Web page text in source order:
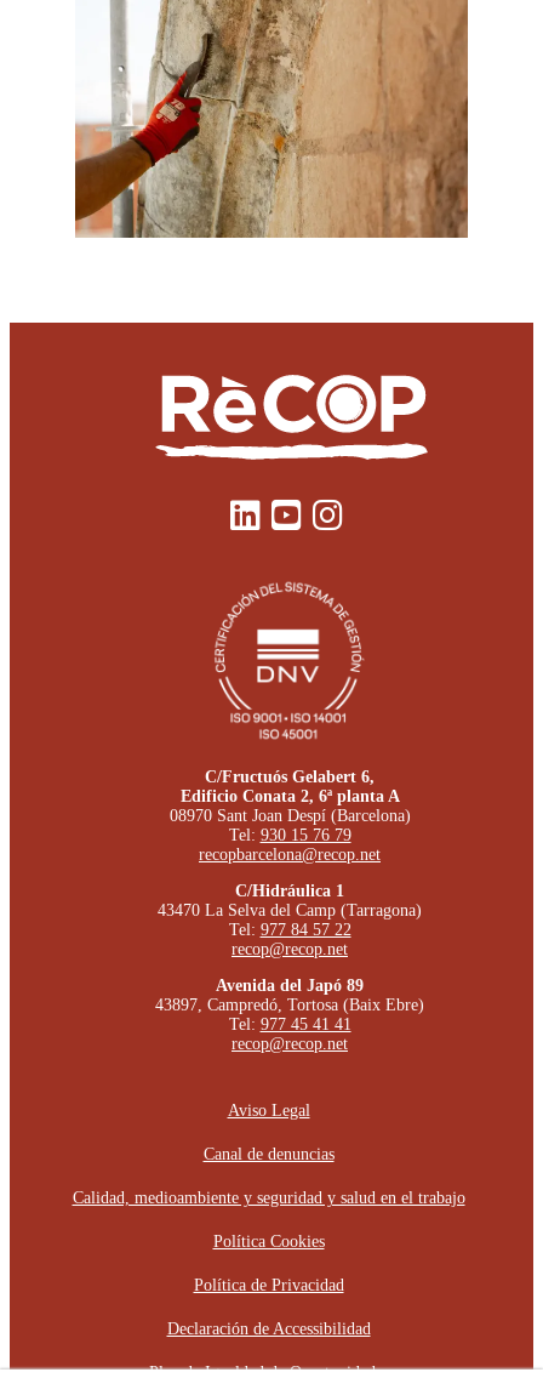
C/Fructuós Gelabert 6,
Edificio Conata 2, 6ª planta A
08970 Sant Joan Despí (Barcelona)
Tel: 930 15 76 79
recopbarcelona@recop.net
C/Hidráulica 1
43470 La Selva del Camp (Tarragona)
Tel: 977 84 57 22
recop@recop.net
Avenida del Japó 89
43897, Campredó, Tortosa (Baix Ebre)
Tel: 977 45 41 41
recop@recop.net
Aviso Legal
Canal de denuncias
Calidad, medioambiente y seguridad y salud en el trabajo
Política Cookies
Política de Privacidad
Declaración de Accessibilidad
Plan de Igualdad de Oportunidades